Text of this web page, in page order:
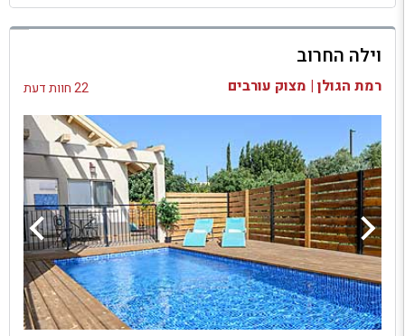
למתחם זה
בדיקת זמינות ומחירים
וילה החרוב
רמת הגולן | מצוק עורבים 22 חוות דעת